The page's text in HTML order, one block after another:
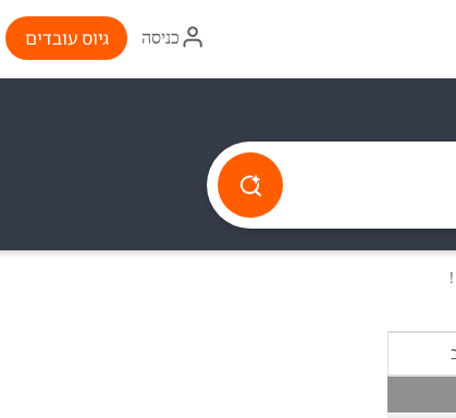
איקון
התחברות
כניסה גיוס עובדים